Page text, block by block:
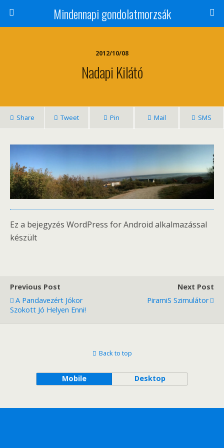
Mindennapi gondolatmorzsák
2012/10/08
Nadapi Kilátó
Share Tweet Pin Mail SMS
Ez a bejegyzés WordPress for Android alkalmazással
készült
Previous Post
A Pandavezért Jókor
Szokott Jó Helyen Enni!
Next Post
PiramiS Szimulátor
Back to top
Mobile Desktop